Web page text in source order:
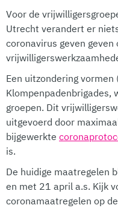
Voor de
Utrecht verandert er
coronavirus geven geven
Een uitzondering vormen
Klompenpadenbrigades,
groepen. Dit
uitgevoerd door
bijgewerkte
is.
De huidige maatregelen
en met 21 april a.s. Kijk
coronamaatregelen op